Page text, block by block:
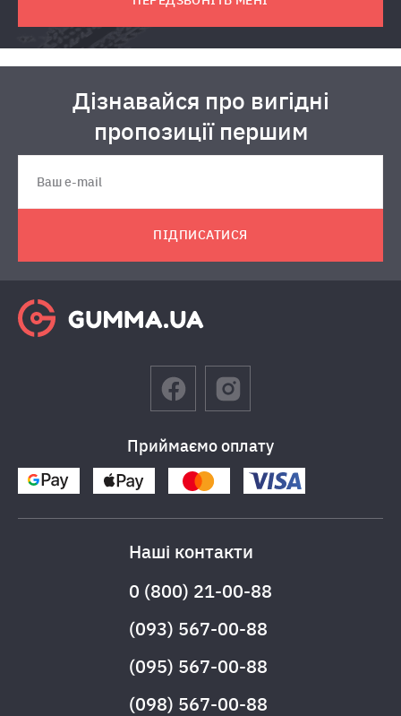
Дізнавайся про вигідні
пропозиції першим
ПІДПИСАТИСЯ
Приймаємо оплату
Наші контакти
0 (800) 21-00-88
(093) 567-00-88
(095) 567-00-88
(098) 567-00-88